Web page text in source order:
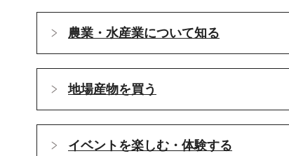
農業・水産業について知る
地場産物を買う
イベントを楽しむ・体験する